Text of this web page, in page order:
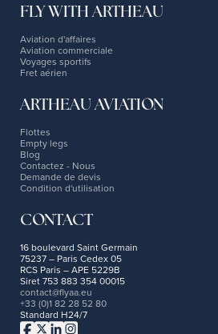
FLY WITH ARTHEAU
Aviation d'affaires
Aviation commerciale
Voyages sportifs
Fret aérien
ARTHEAU AVIATION
Flottes
Empty legs
Blog
Contactez - Nous
Demande de devis
Condition d'utilisation
CONTACT
16 boulevard Saint Germain
75237 – Paris Cedex 05
RCS Paris – APE 5229B
Siret 753 883 354 00015
contact@flyaa.eu
+33 (0)1 82 28 52 80
Standard H24/7